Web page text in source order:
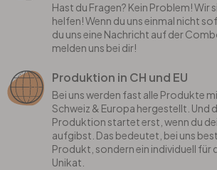
Hast du Fragen? Kein Problem! Wir
helfen! Wenn du uns einmal nicht
du uns eine Nachricht auf der
melden uns bei dir!
Produktion in CH und EU
Bei uns werden fast alle Produkte
Schweiz & Europa hergestellt. Und
Produktion startet erst, wenn du
aufgibst. Das bedeutet, bei uns
Produkt, sondern ein individuell für
Unikat.